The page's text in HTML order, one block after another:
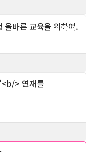
Column
올바른 교육을 위하여.
> 연재를